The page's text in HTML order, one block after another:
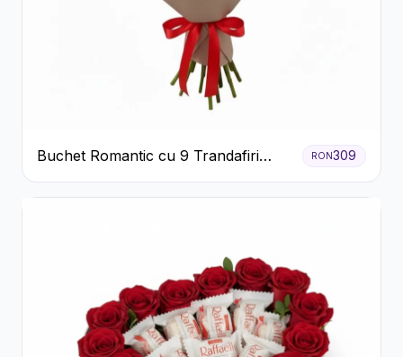
Buchet Romantic cu 9 Trandafiri
Roșii
RON309